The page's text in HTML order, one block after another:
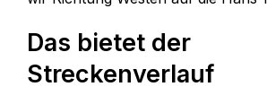
Das bietet der
Streckenverlauf